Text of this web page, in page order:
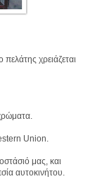
χρειάζεται
Union.
μας, και
αυτοκινήτου.